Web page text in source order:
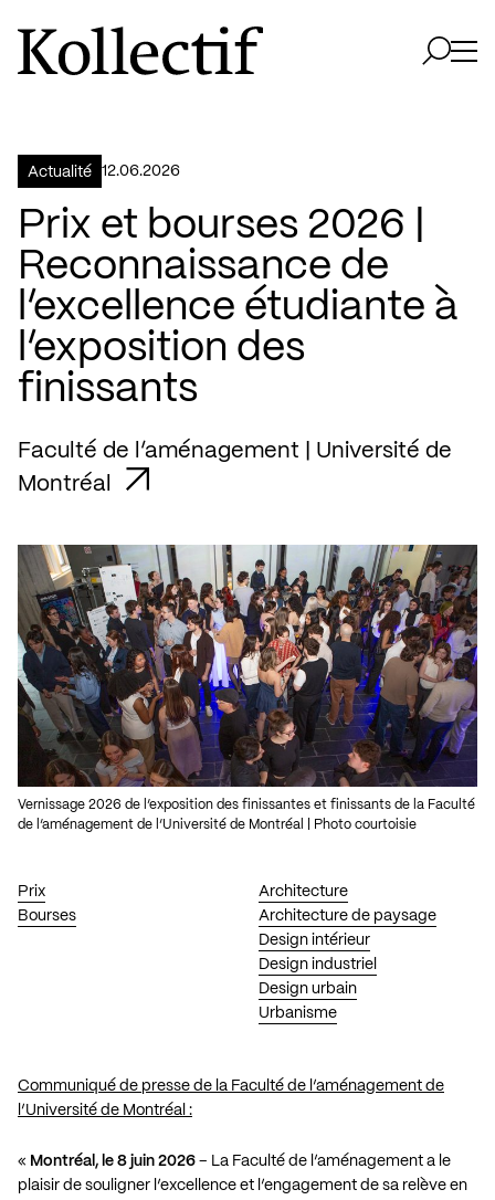
Aller à la page d'accueil
Logo Kollectif
Actualité 12.06.2026
Prix et bourses 2026 |
Reconnaissance de
l’excellence étudiante à
l’exposition des
finissants
Faculté de l’aménagement | Université de
Montréal
Prix
Bourses
Architecture
Architecture de paysage
Design intérieur
Design industriel
Design urbain
Urbanisme
Vernissage 2026 de l’exposition des finissantes et finissants de la Faculté
de l’aménagement de l’Université de Montréal | Photo courtoisie
Communiqué de presse de la Faculté de l’aménagement de
l’Université de Montréal :
« Montréal, le 8 juin 2026 – La Faculté de l’aménagement a le
plaisir de souligner l’excellence et l’engagement de sa relève en